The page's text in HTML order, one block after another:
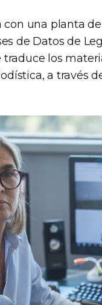
una planta
de Datos de
traduce los
a través